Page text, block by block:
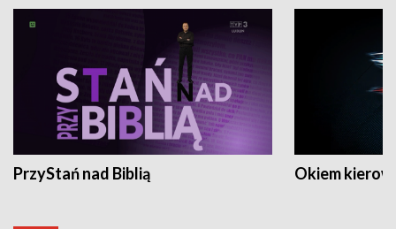
PrzyStań nad Biblią Okiem